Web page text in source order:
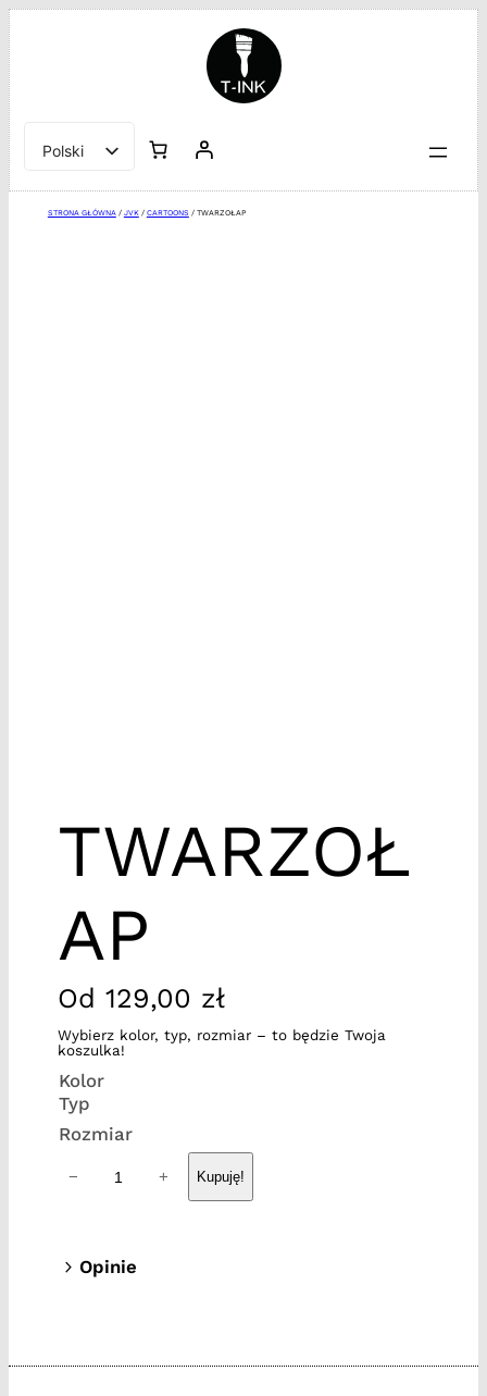
Przejdź
do
treści
Polski
English
STRONA GŁÓWNA / JVK/ CARTOONS/ TWARZOŁAP
TWARZOŁ
AP
Od 129,00 zł
Wybierz kolor, typ, rozmiar – to będzie Twoja
koszulka!
Kolor
Typ
Rozmiar
ć
a
− + Kupuję!
Opinie